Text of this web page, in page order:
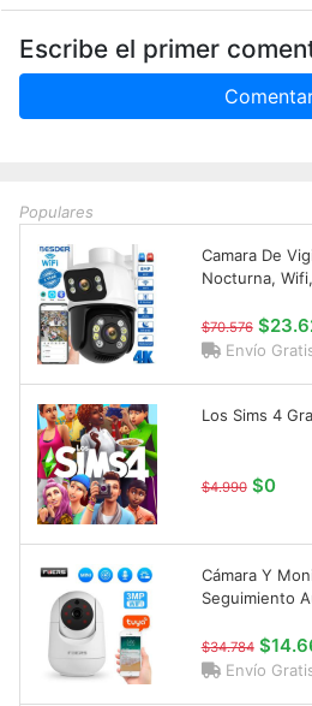
Escribe el primer
Populares
Camara De
Nocturna,
$70.576
Envío
Los Sims 4
$4.990 $0
Cámara Y
Seguimiento
$34.784
Envío